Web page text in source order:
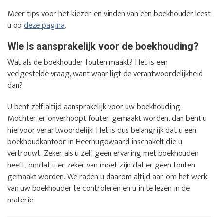
Meer tips voor het kiezen en vinden van een boekhouder leest
u opdeze pagina.
Wie is aansprakelijk voor de boekhouding?
Wat als de boekhouder fouten maakt? Het is een
veelgestelde vraag, want waar ligt de verantwoordelijkheid
dan?
U bent zelf altijd aansprakelijk voor uw boekhouding.
Mochten er onverhoopt fouten gemaakt worden, dan bent u
hiervoor verantwoordelijk. Het is dus belangrijk dat u een
boekhoudkantoor in Heerhugowaard inschakelt die u
vertrouwt. Zeker als u zelf geen ervaring met boekhouden
heeft, omdat u er zeker van moet zijn dat er geen fouten
gemaakt worden. We raden u daarom altijd aan om het werk
van uw boekhouder te controleren en u in te lezen in de
materie.